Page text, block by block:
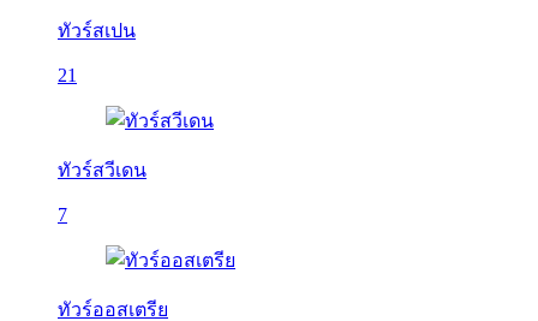
ทัวร์สเปน
21
ทัวร์สวีเดน
7
ทัวร์ออสเตรีย